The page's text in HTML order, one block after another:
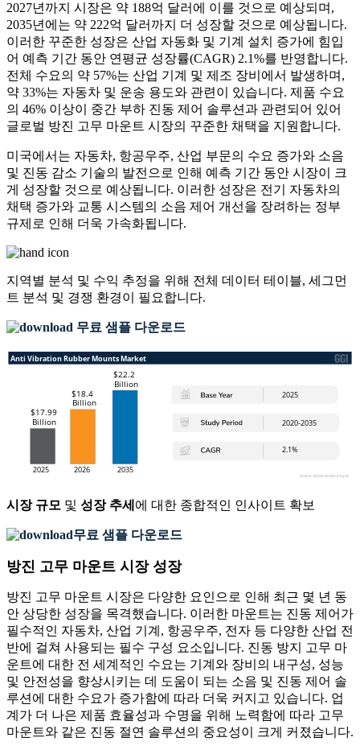
2027년까지 시장은 약 188억 달러에 이를 것으로 예상되며,
2035년에는 약 222억 달러까지 더 성장할 것으로 예상됩니다.
이러한 꾸준한 성장은 산업 자동화 및 기계 설치 증가에 힘입
어 예측 기간 동안 연평균 성장률(CAGR) 2.1%를 반영합니다.
전체 수요의 약 57%는 산업 기계 및 제조 장비에서 발생하며,
약 33%는 자동차 및 운송 용도와 관련이 있습니다. 제품 수요
의 46% 이상이 중간 부하 진동 제어 솔루션과 관련되어 있어
글로벌 방진 고무 마운트 시장의 꾸준한 채택을 지원합니다.
미국에서는 자동차, 항공우주, 산업 부문의 수요 증가와 소음
및 진동 감소 기술의 발전으로 인해 예측 기간 동안 시장이 크
게 성장할 것으로 예상됩니다. 이러한 성장은 전기 자동차의
채택 증가와 교통 시스템의 소음 제어 개선을 장려하는 정부
규제로 인해 더욱 가속화됩니다.
지역별 분석 및 수익 추정을 위해 전체 데이터 테이블, 세그먼
트 분석 및 경쟁 환경이 필요합니다.
무료 샘플 다운로드
시장 규모 및 성장 추세 에 대한 종합적인 인사이트 확보
무료 샘플 다운로드
방진 고무 마운트 시장 성장
방진 고무 마운트 시장은 다양한 요인으로 인해 최근 몇 년 동
안 상당한 성장을 목격했습니다. 이러한 마운트는 진동 제어가
필수적인 자동차, 산업 기계, 항공우주, 전자 등 다양한 산업 전
반에 걸쳐 사용되는 필수 구성 요소입니다. 진동 방지 고무 마
운트에 대한 전 세계적인 수요는 기계와 장비의 내구성, 성능
및 안전성을 향상시키는 데 도움이 되는 소음 및 진동 제어 솔
루션에 대한 수요가 증가함에 따라 더욱 커지고 있습니다. 업
계가 더 나은 제품 효율성과 수명을 위해 노력함에 따라 고무
마운트와 같은 진동 절연 솔루션의 중요성이 크게 커졌습니다.